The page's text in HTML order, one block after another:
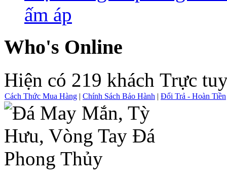
ấm áp
Who's Online
Hiện có 219 khách Trực
Cách Thức Mua Hàng | Chính Sách Bảo Hành | Đổi Trả - Hoàn Tiền